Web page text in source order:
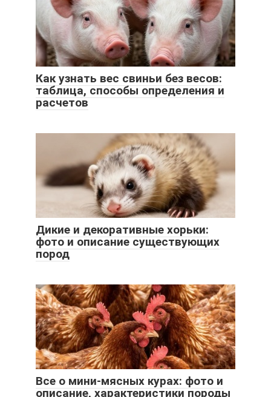
Как узнать вес свиньи без весов:
таблица, способы определения и
расчетов
Дикие и декоративные хорьки:
фото и описание существующих
пород
Все о мини-мясных курах: фото и
описание, характеристики породы